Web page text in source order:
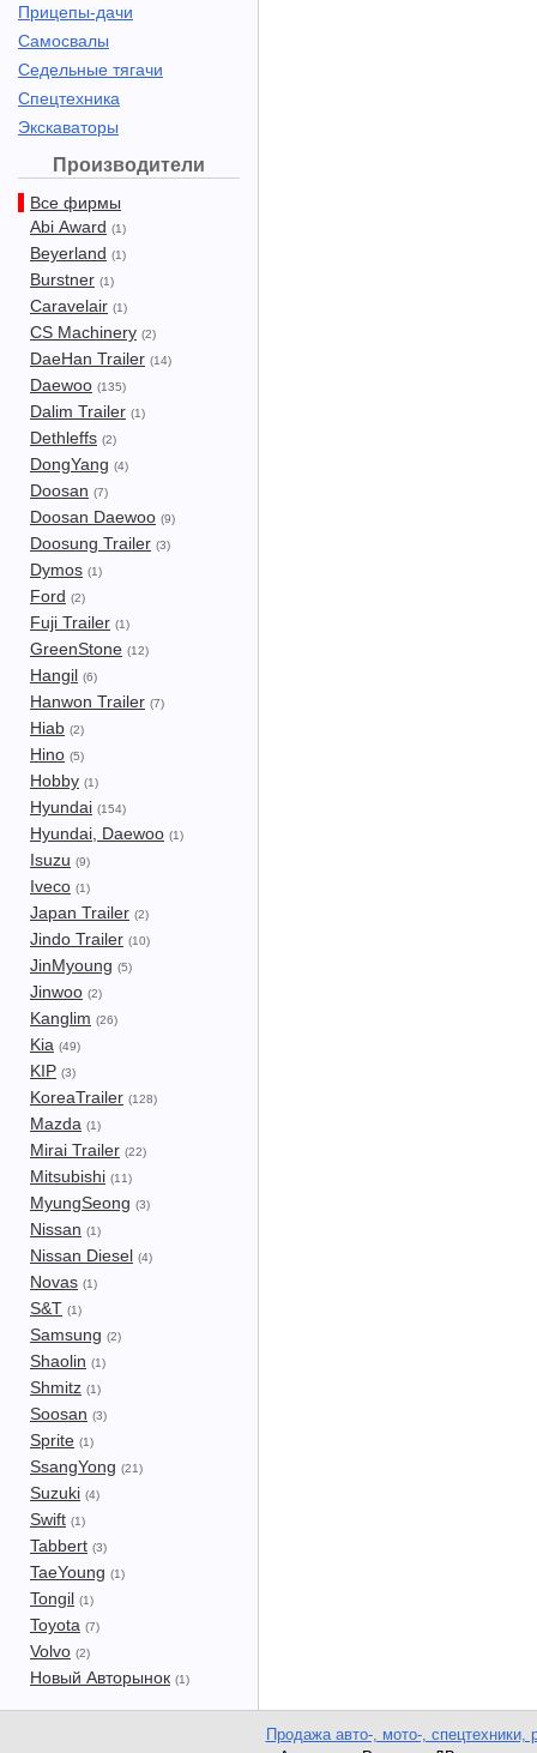
Прицепы-дачи
Самосвалы
Седельные тягачи
Спецтехника
Экскаваторы
Производители
Все фирмы
Abi Award (1)
Beyerland (1)
Burstner (1)
Caravelair (1)
CS Machinery (2)
DaeHan Trailer (14)
Daewoo (135)
Dalim Trailer (1)
Dethleffs (2)
DongYang (4)
Doosan (7)
Doosan Daewoo (9)
Doosung Trailer (3)
Dymos (1)
Ford (2)
Fuji Trailer (1)
GreenStone (12)
Hangil (6)
Hanwon Trailer (7)
Hiab (2)
Hino (5)
Hobby (1)
Hyundai (154)
Hyundai, Daewoo (1)
Isuzu (9)
Iveco (1)
Japan Trailer (2)
Jindo Trailer (10)
JinMyoung (5)
Jinwoo (2)
Kanglim (26)
Kia (49)
KIP (3)
KoreaTrailer (128)
Mazda (1)
Mirai Trailer (22)
Mitsubishi (11)
MyungSeong (3)
Nissan (1)
Nissan Diesel (4)
Novas (1)
S&T (1)
Samsung (2)
Shaolin (1)
Shmitz (1)
Soosan (3)
Sprite (1)
SsangYong (21)
Suzuki (4)
Swift (1)
Tabbert (3)
TaeYoung (1)
Tongil (1)
Toyota (7)
Volvo (2)
Новый Авторынок (1)
Продажа авто-, мото-, спецтехники,